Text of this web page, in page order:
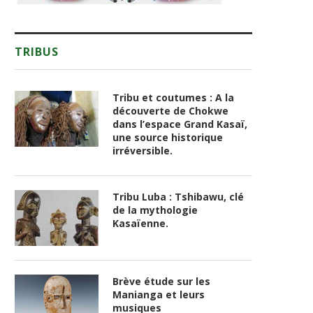
TRIBUS
Tribu et coutumes : A la
découverte de Chokwe
dans l’espace Grand Kasaï,
une source historique
irréversible.
Tribu Luba : Tshibawu, clé
de la mythologie
Kasaïenne.
Brève étude sur les
Manianga et leurs
musiques